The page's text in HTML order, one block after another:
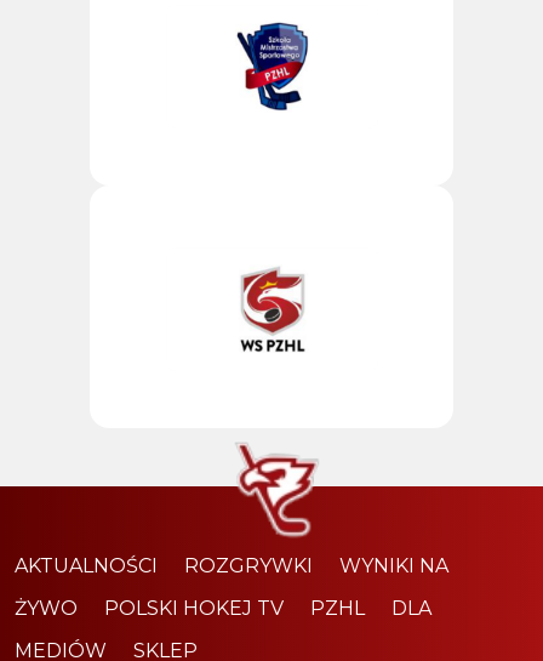
AKTUALNOŚCI ROZGRYWKI
WYNIKI NA
ŻYWO
POLSKI HOKEJ TV PZHL
DLA
MEDIÓW
SKLEP